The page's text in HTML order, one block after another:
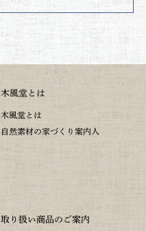
木風堂とは
木風堂とは
自然素材の家づくり案内人
取り扱い商品のご案内